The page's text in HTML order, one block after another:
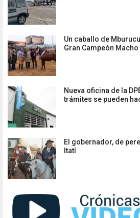
Un caballo de
Gran Campeón
Nueva oficina de la
trámites se pueden
El gobernador, de
Itatí